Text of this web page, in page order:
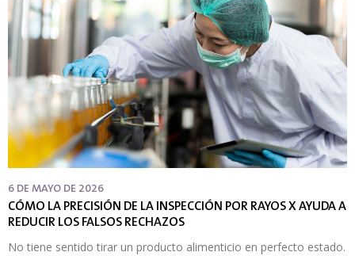
6 DE MAYO DE 2026
CÓMO LA PRECISIÓN DE LA INSPECCIÓN POR RAYOS X AYUDA A
REDUCIR LOS FALSOS RECHAZOS
No tiene sentido tirar un producto alimenticio en perfecto estado.